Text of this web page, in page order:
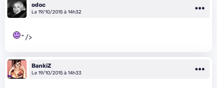
odoc
Le 19/10/2015 à 14h32
" />
BankiZ
Le 19/10/2015 à 14h33